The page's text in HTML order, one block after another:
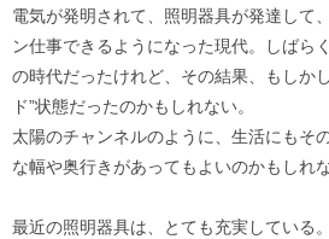
電気が発明されて、照明器具が発達して
ン仕事できるようになった現代。しばら
の時代だったけれど、その結果、もしか
ド”状態だったのかもしれない。
太陽のチャンネルのように、生活にもそ
な幅や奥行きがあってもよいのかもしれな
最近の照明器具は、とても充実している。